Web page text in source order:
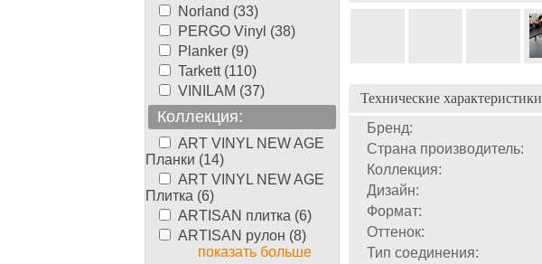
Norland (33)
PERGO Vinyl (38)
Planker (9)
Tarkett (110)
VINILAM (37)
Коллекция:
ART VINYL NEW AGE
Планки (14)
ART VINYL NEW AGE
Плитка (6)
ARTISAN плитка (6)
ARTISAN рулон (8)
показать больше
Технические характеристики
Бренд:
Страна производитель:
Коллекция:
Дизайн:
Формат:
Оттенок:
Тип соединения: